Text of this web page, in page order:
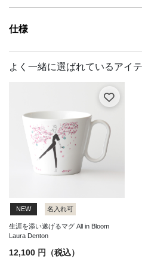
仕様
NEW 名入れ可
生涯を添い遂げるマグ All in Bloom
Laura Denton
12,100 円（税込）